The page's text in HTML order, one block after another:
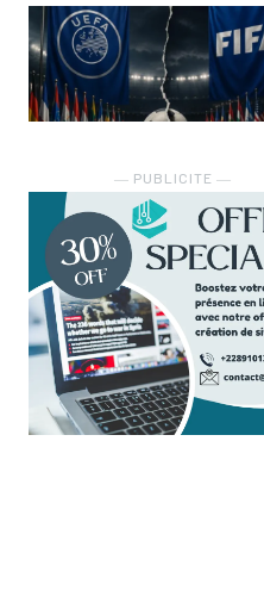
― PUBLICITE ―